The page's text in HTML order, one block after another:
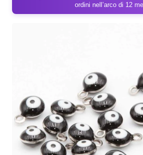
ordini nell’arco di 12